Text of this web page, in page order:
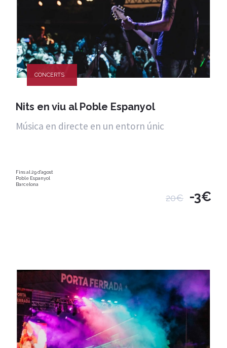
CONCERTS
Nits en viu al Poble Espanyol
Música en directe en un entorn únic
Fins al 29 d'agost
Poble Espanyol
Barcelona
20€ -3€